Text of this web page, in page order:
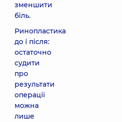
зменшити
біль.
Ринопластика
до і після:
остаточно
судити
про
результати
операції
можна
лише